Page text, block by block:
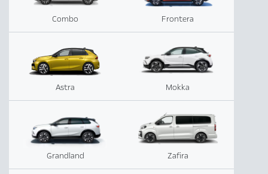
Combo Frontera
Astra Mokka
Grandland Zafira